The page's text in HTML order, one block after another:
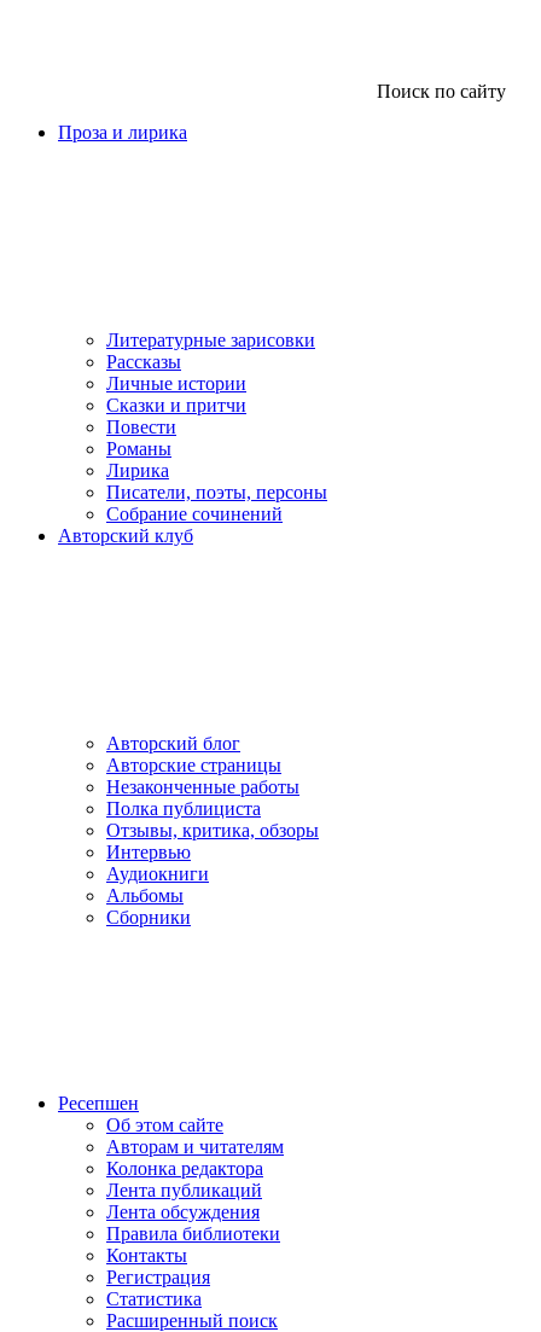
Поиск по сайту
Проза и лирика
Литературные зарисовки
Рассказы
Личные истории
Сказки и притчи
Повести
Романы
Лирика
Писатели, поэты, персоны
Собрание сочинений
Авторский клуб
Авторский блог
Авторские страницы
Незаконченные работы
Полка публициста
Отзывы, критика, обзоры
Интервью
Аудиокниги
Альбомы
Сборники
Ресепшен
Об этом сайте
Авторам и читателям
Колонка редактора
Лента публикаций
Лента обсуждения
Правила библиотеки
Контакты
Регистрация
Статистика
Расширенный поиск